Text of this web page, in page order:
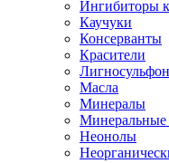
Ингибиторы
Каучуки
Консерванты
Красители
Масла
Минералы
Минеральные
Неонолы